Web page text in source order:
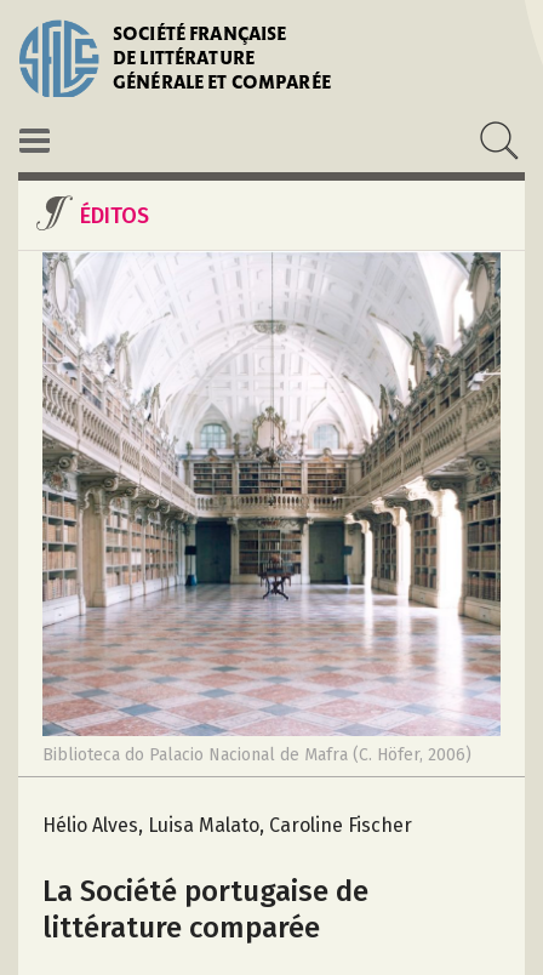
SOCIÉTÉ FRANÇAISE
DE LITTÉRATURE
GÉNÉRALE ET COMPARÉE
ÉDITOS
Biblioteca do Palacio Nacional de Mafra (C. Höfer, 2006)
Hélio Alves, Luisa Malato, Caroline Fischer
La Société portugaise de
littérature comparée